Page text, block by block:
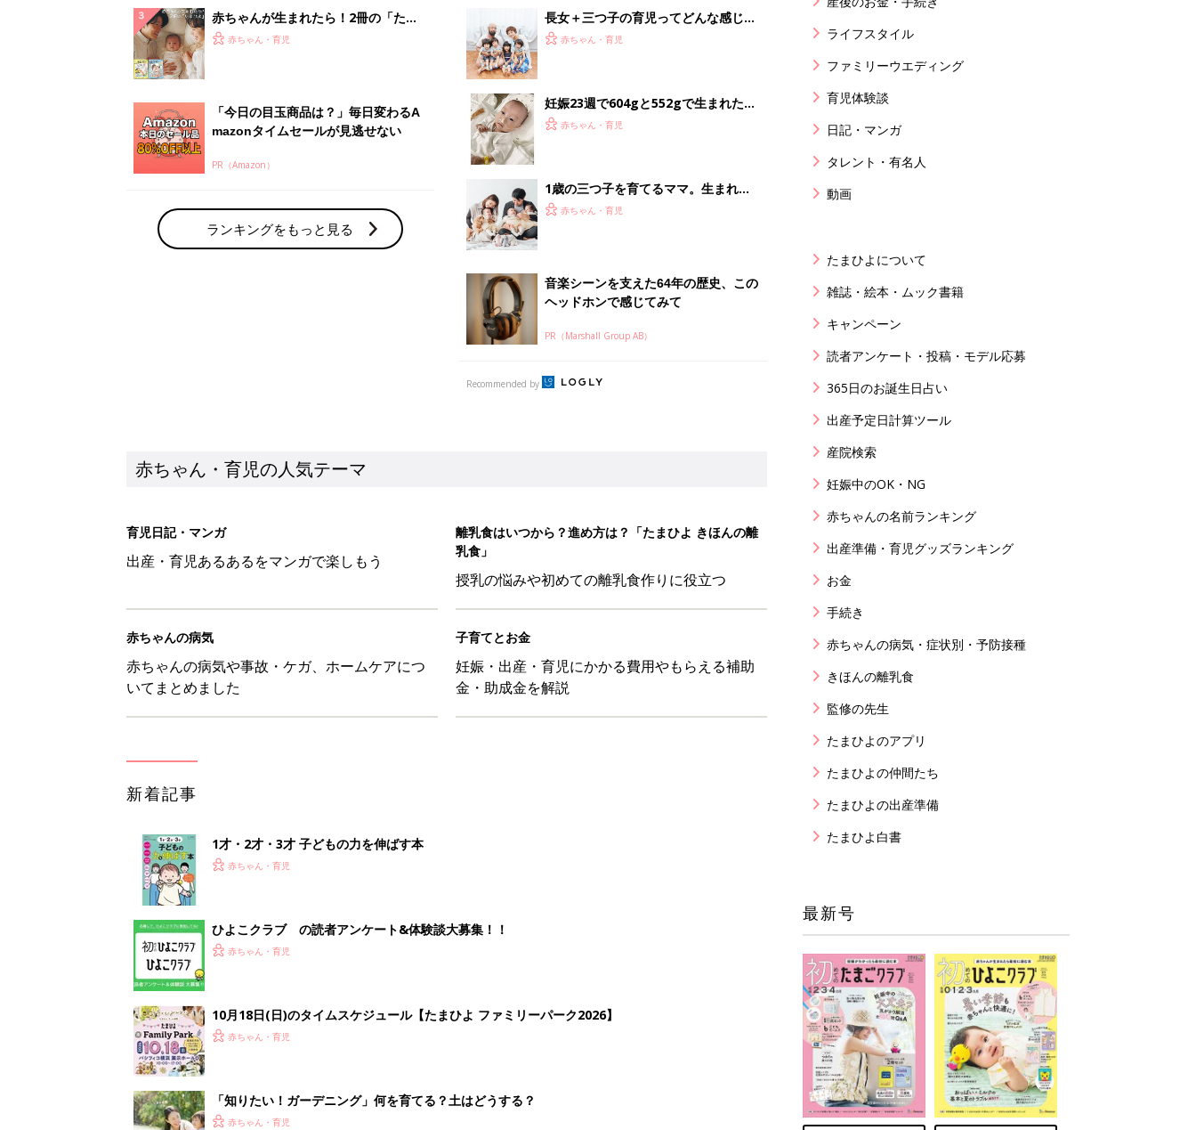
赤ちゃんが生まれたら！2冊の「たま
ひよ」
赤ちゃん・育児
「今日の目玉商品は？」毎日変わるA
mazonタイムセールが見逃せない
PR（Amazon）
ランキングをもっと見る
長女＋三つ子の育児ってどんな感じ？
「子どもが0歳のときは、ほとんど眠
赤ちゃん・育児
妊娠23週で604gと552gで生まれた双
子。壊死性腸炎を発症した弟は、3回
赤ちゃん・育児
1歳の三つ子を育てるママ。生まれて
すぐのワンオペ、保活、そして、新幹
赤ちゃん・育児
音楽シーンを支えた64年の歴史、この
ヘッドホンで感じてみて
PR（Marshall Group AB）
Recommended by
赤ちゃん・育児の人気テーマ
育児日記・マンガ
出産・育児あるあるをマンガで楽しもう
離乳食はいつから？進め方は？「たまひよ きほんの離
乳食」
授乳の悩みや初めての離乳食作りに役立つ
赤ちゃんの病気
赤ちゃんの病気や事故・ケガ、ホームケアにつ
いてまとめました
子育てとお金
妊娠・出産・育児にかかる費用やもらえる補助
金・助成金を解説
新着記事
1才・2才・3才 子どもの力を伸ばす本
赤ちゃん・育児
ひよこクラブ の読者アンケート&体験談大募集！！
赤ちゃん・育児
10月18日(日)のタイムスケジュール【たまひよ ファミリーパーク2026】
赤ちゃん・育児
「知りたい！ガーデニング」何を育てる？土はどうする？
赤ちゃん・育児
ライフスタイル
ファミリーウエディング
育児体験談
日記・マンガ
タレント・有名人
動画
たまひよについて
雑誌・絵本・ムック書籍
キャンペーン
読者アンケート・投稿・モデル応募
365日のお誕生日占い
出産予定日計算ツール
産院検索
妊娠中のOK・NG
赤ちゃんの名前ランキング
出産準備・育児グッズランキング
お金
手続き
赤ちゃんの病気・症状別・予防接種
きほんの離乳食
監修の先生
たまひよのアプリ
たまひよの仲間たち
たまひよの出産準備
たまひよ白書
最新号